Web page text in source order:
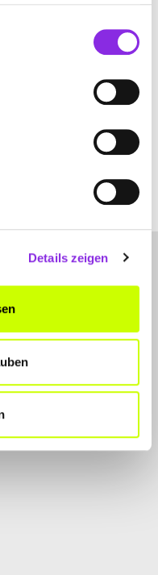
Details zeigen
der besten DaySpas